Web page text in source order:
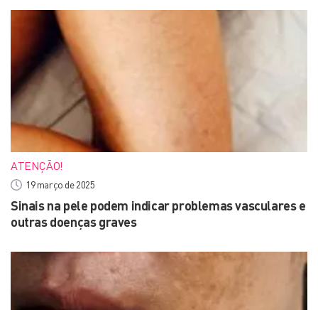
ATENÇÃO!
19 março de 2025
Sinais na pele podem indicar problemas vasculares e
outras doenças graves